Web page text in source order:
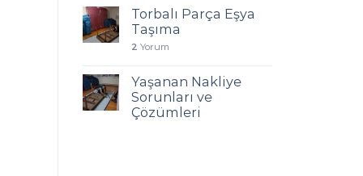
Torbalı Parça Eşya
Taşıma
2 Yorum
Yaşanan Nakliye
Sorunları ve
Çözümleri